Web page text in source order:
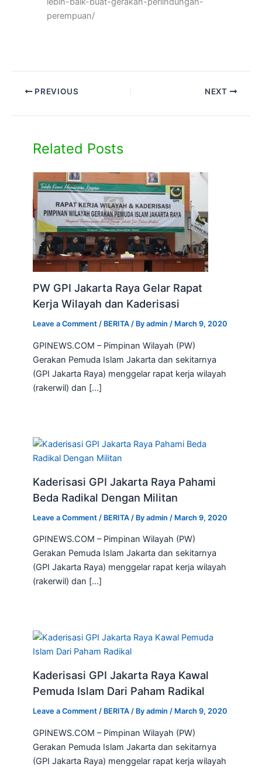
perempuan/
PREVIOUS NEXT
Related Posts
PW GPI Jakarta Raya Gelar Rapat
Kerja Wilayah dan Kaderisasi
Leave a Comment / BERITA / Byadmin/ March 9, 2020
GPINEWS.COM – Pimpinan Wilayah (PW)
Gerakan Pemuda Islam Jakarta dan sekitarnya
(GPI Jakarta Raya) menggelar rapat kerja wilayah
(rakerwil) dan […]
Kaderisasi GPI Jakarta Raya Pahami
Beda Radikal Dengan Militan
Leave a Comment / BERITA / Byadmin / March 9, 2020
GPINEWS.COM – Pimpinan Wilayah (PW)
Gerakan Pemuda Islam Jakarta dan sekitarnya
(GPI Jakarta Raya) menggelar rapat kerja wilayah
(rakerwil) dan […]
Kaderisasi GPI Jakarta Raya Kawal
Pemuda Islam Dari Paham Radikal
Leave a Comment / BERITA / Byadmin / March 9, 2020
GPINEWS.COM – Pimpinan Wilayah (PW)
Gerakan Pemuda Islam Jakarta dan sekitarnya
(GPI Jakarta Raya) menggelar rapat kerja wilayah